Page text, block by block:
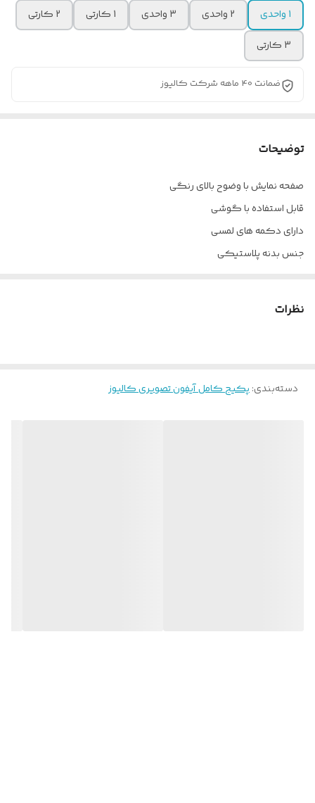
1 واحدی
2 واحدی 3 واحدی 1 کارتی
2 کارتی
3 کارتی
ضمانت 40 ماهه شرکت کالیوز
توضیحات
صفحه نمایش با وضوح بالای رنگی
قابل استفاده با گوشی
دارای دکمه های لمسی
جنس بدنه پلاستیکی
نظرات
دسته‌بندی:پکیج کامل آیفون تصویری کالیوز